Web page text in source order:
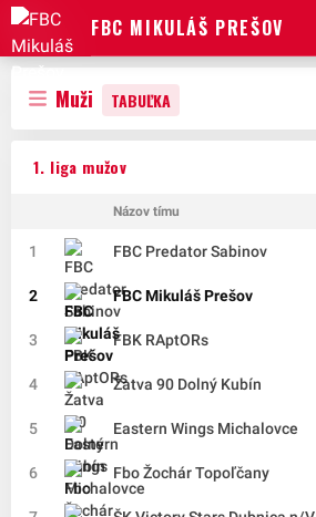
FBC MIKULÁŠ PREŠOV
Muži TABUĽKA
1. liga mužov
Názov tímu
1 FBC Predator Sabinov
2 FBC Mikuláš Prešov
3 FBK RAptORs
4 Žatva 90 Dolný Kubín
5 Eastern Wings Michalovce
6 Fbo Žochár Topoľčany